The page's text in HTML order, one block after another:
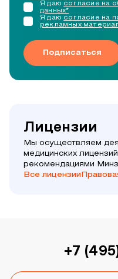
Подписаться
Я даю согласие на
данных*
Я даю согласие на
рекламных
Лицензии
Мы осуществляем
медицинских
рекомендациями
Все лицензии
+7